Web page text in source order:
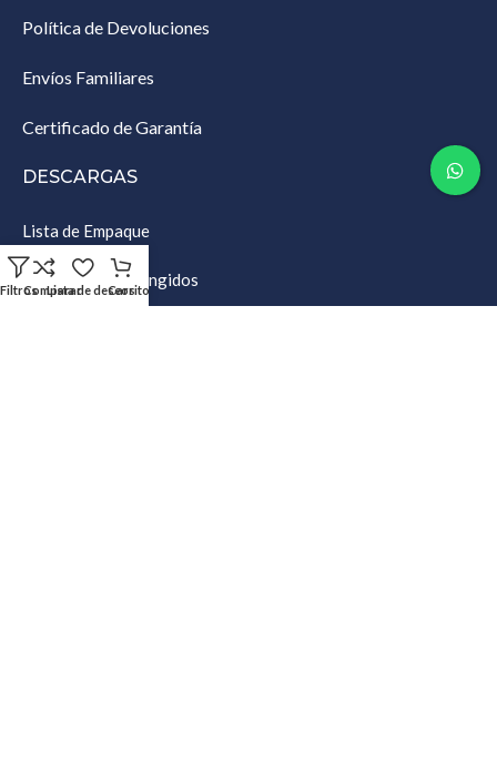
Política de Devoluciones
Envíos Familiares
Certificado de Garantía
DESCARGAS
Lista de Empaque
Productos Restringidos
FiltrosComparar
Lista de deseos
Carrito